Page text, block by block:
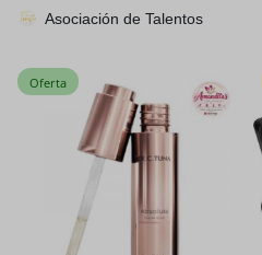
Asociación de Talentos
Oferta